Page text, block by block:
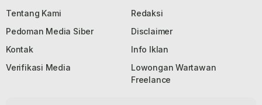
Tentang Kami
Redaksi
Pedoman Media Siber
Disclaimer
Kontak
Info Iklan
Verifikasi Media
Lowongan Wartawan
Freelance